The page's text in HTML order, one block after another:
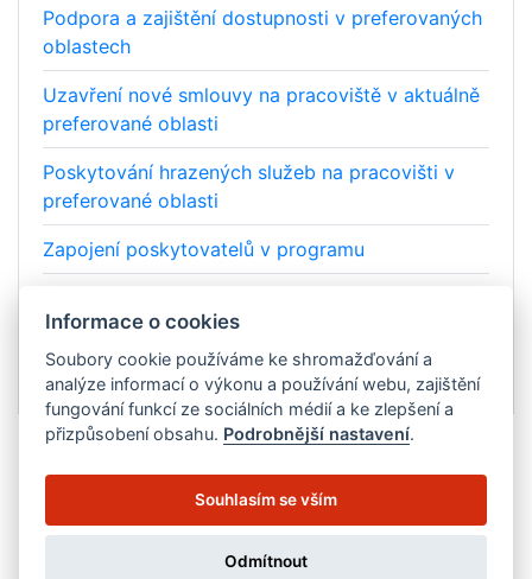
Podpora a zajištění dostupnosti v preferovaných
oblastech
Uzavření nové smlouvy na pracoviště v aktuálně
preferované oblasti
Poskytování hrazených služeb na pracovišti v
preferované oblasti
Zapojení poskytovatelů v programu
Podmínky úhrady bonifikace
Zpracování cookies
Copyright © 2025. All Rights Reserved.
Informace o cookies
Soubory cookie používáme ke shromažďování a
analýze informací o výkonu a používání webu, zajištění
fungování funkcí ze sociálních médií a ke zlepšení a
přizpůsobení obsahu. Podrobnější nastavení.
Souhlasím se vším
Odmítnout